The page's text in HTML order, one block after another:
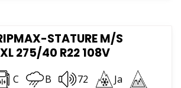
STATURE M/S
XL 275/40 R22 108V
C B 72
Ja